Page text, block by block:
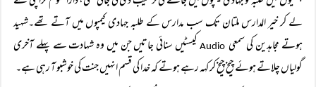
لے کر خیر المدارس ملتان تک سب مدارس کے طلبہ جہادی کیمپوں میں آتے تھے۔شہید
ہوتے مجاہدین کی سمعی Audio
کیسٹیں سنائی جاتیں جن میں وہ شہادت سے پہلے آخری
گولیاں چلاتے ہوئے چیخ چیخ کر کہہ رہے ہوتے کہ خدا کی قسم انہیں جنت کی خوشبو آ رہی ہے۔